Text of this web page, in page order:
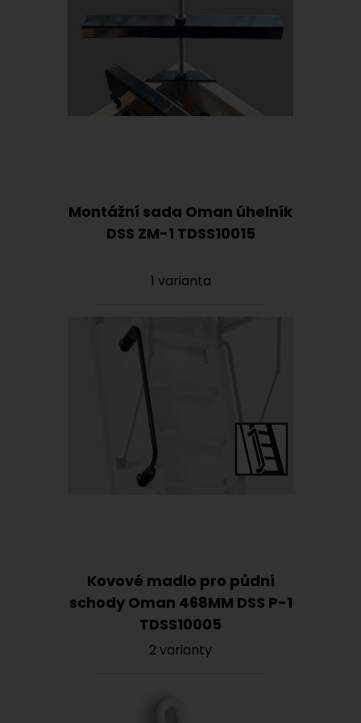
Montážní sada Oman úhelník
DSS ZM-1 TDSS10015
1 varianta
Kovové madlo pro půdní
schody Oman 468MM DSS P-1
TDSS10005
2 varianty